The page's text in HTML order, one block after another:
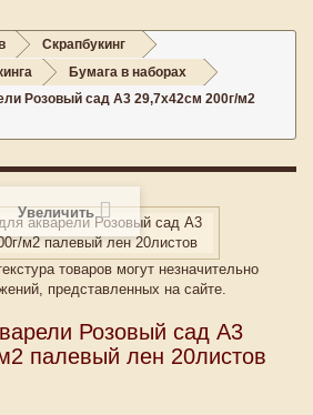
Скрапбукинг
Бумага в наборах
Розовый сад А3 29,7х42см 200г/м2
Увеличить
товаров могут незначительно
представленных на сайте.
Розовый сад А3
палевый лен 20листов